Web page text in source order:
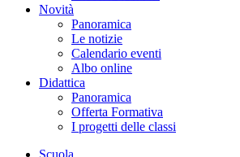
Novità
Panoramica
Le notizie
Calendario eventi
Albo online
Didattica
Panoramica
Offerta Formativa
I progetti delle classi